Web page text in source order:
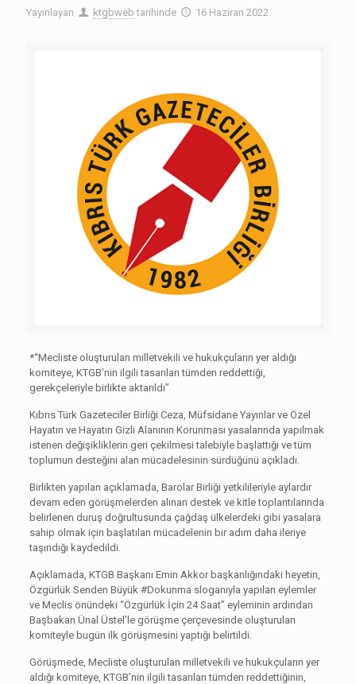
Yayınlayan ktgbweb tarihinde 16 Haziran 2022
*“Mecliste oluşturulan milletvekili ve hukukçuların yer aldığı
komiteye, KTGB’nin ilgili tasarıları tümden reddettiği,
gerekçeleriyle birlikte aktarıldı”
Kıbrıs Türk Gazeteciler Birliği Ceza, Müfsidane Yayınlar ve Özel
Hayatın ve Hayatın Gizli Alanının Korunması yasalarında yapılmak
istenen değişikliklerin geri çekilmesi talebiyle başlattığı ve tüm
toplumun desteğini alan mücadelesinin sürdüğünü açıkladı.
Birlikten yapılan açıklamada, Barolar Birliği yetkilileriyle aylardır
devam eden görüşmelerden alınan destek ve kitle toplantılarında
belirlenen duruş doğrultusunda çağdaş ülkelerdeki gibi yasalara
sahip olmak için başlatılan mücadelenin bir adım daha ileriye
taşındığı kaydedildi.
Açıklamada, KTGB Başkanı Emin Akkor başkanlığındaki heyetin,
Özgürlük Senden Büyük #Dokunma sloganıyla yapılan eylemler
ve Meclis önündeki “Özgürlük İçin 24 Saat” eyleminin ardından
Başbakan Ünal Üstel’le görüşme çerçevesinde oluşturulan
komiteyle bugün ilk görüşmesini yaptığı belirtildi.
Görüşmede, Mecliste oluşturulan milletvekili ve hukukçuların yer
aldığı komiteye, KTGB’nin ilgili tasarıları tümden reddettiğinin,